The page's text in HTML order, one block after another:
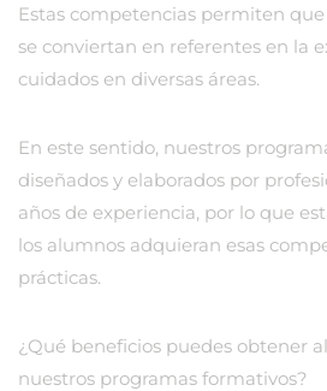
Estas competencias permiten
se conviertan en referentes en la
cuidados en diversas áreas.
En este sentido, nuestros
diseñados y elaborados por
años de experiencia, por lo que
los alumnos adquieran esas
prácticas.
¿Qué beneficios puedes obtener
nuestros programas formativos?